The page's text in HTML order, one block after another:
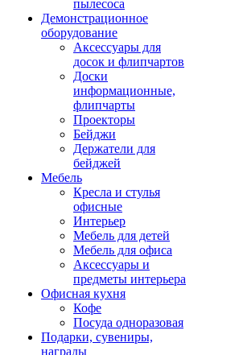
пылесоса
Демонстрационное
оборудование
Аксессуары для
досок и флипчартов
Доски
информационные,
флипчарты
Проекторы
Бейджи
Держатели для
бейджей
Мебель
Кресла и стулья
офисные
Интерьер
Мебель для детей
Мебель для офиса
Аксессуары и
предметы интерьера
Офисная кухня
Кофе
Посуда одноразовая
Подарки, сувениры,
награды